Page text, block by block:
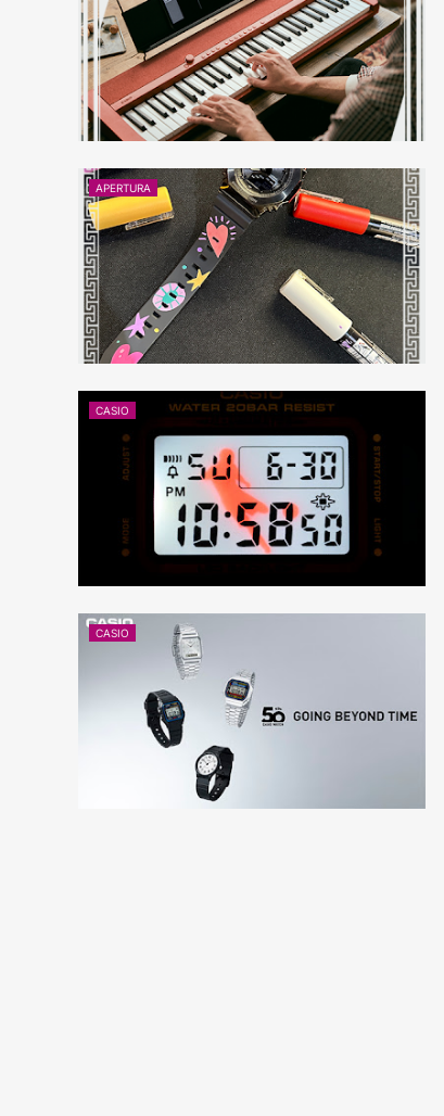
APERTURA
CASIO
CASIO